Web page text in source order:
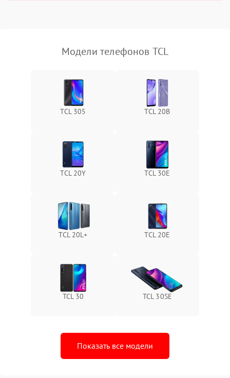
Модели телефонов TCL
TCL 305 TCL 20B
TCL 20Y TCL 30Е
TCL 20L+ TCL 20E
TCL 30 TCL 30SE
Показать все модели